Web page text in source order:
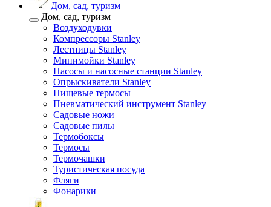
Дом, сад, туризм
Дом, сад, туризм
Воздуходувки
Компрессоры Stanley
Лестницы Stanley
Минимойки Stanley
Насосы и насосные станции Stanley
Опрыскиватели Stanley
Пищевые термосы
Пневматический инструмент Stanley
Садовые ножи
Садовые пилы
Термобоксы
Термосы
Термочашки
Туристическая посуда
Фляги
Фонарики